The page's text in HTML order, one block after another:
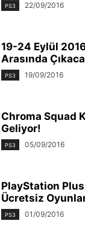
PS3 22/09/2016
19-24 Eylül
Arasında
PS3 19/09/2016
Chroma Squad
Geliyor!
PS3 05/09/2016
PlayStation Plus
Ücretsiz
PS3 01/09/2016